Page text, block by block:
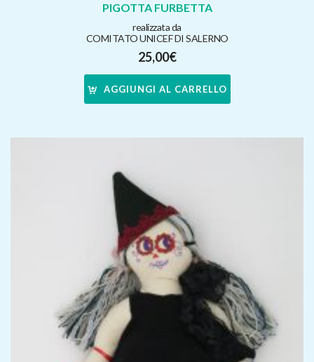
PIGOTTA FURBETTA
realizzata da
COMITATO UNICEF DI SALERNO
25,00€
AGGIUNGI AL CARRELLO